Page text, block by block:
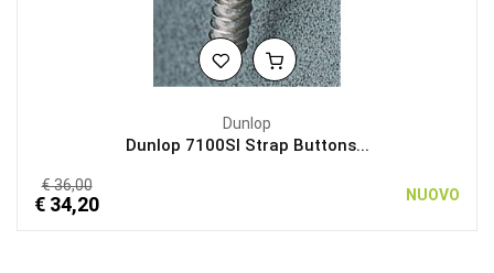
Dunlop
Dunlop 7100SI Strap Buttons...
€ 36,00
€ 34,20 NUOVO